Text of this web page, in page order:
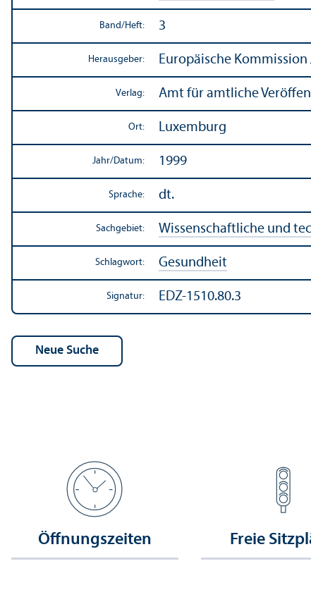
Band/Heft: 3
Herausgeber: Europäische
Verlag: Amt für amtliche
Ort: Luxemburg
Jahr/Datum: 1999
Sprache: dt.
Sachgebiet: Wissenschaft­liche und
Schlagwort: Gesundheit
Signatur: EDZ-1510.80.3
Öffnungs­zeiten Freie